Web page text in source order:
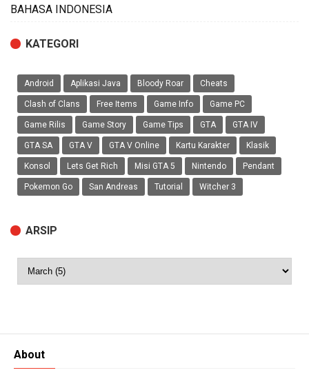
BAHASA INDONESIA
KATEGORI
Android Aplikasi Java Bloody Roar Cheats
Clash of Clans Free Items Game Info Game PC
Game Rilis Game Story Game Tips GTA GTA IV
GTA SA GTA V GTA V Online Kartu Karakter Klasik
Konsol Lets Get Rich Misi GTA 5 Nintendo Pendant
Pokemon Go San Andreas Tutorial Witcher 3
ARSIP
About